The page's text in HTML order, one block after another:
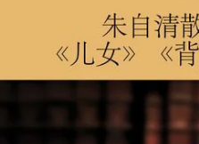
居家生活